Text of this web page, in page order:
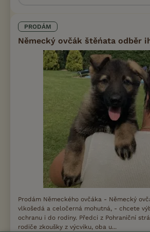
PRODÁM
Německý ovčák štěńata odběr
Prodám Německého ovčáka - Německý
vlkošedá a celočerná mohutná, - chcete
ochranu i do rodiny. Předci z Pohraniční
rodiče zkoušky z výcviku, oba u...